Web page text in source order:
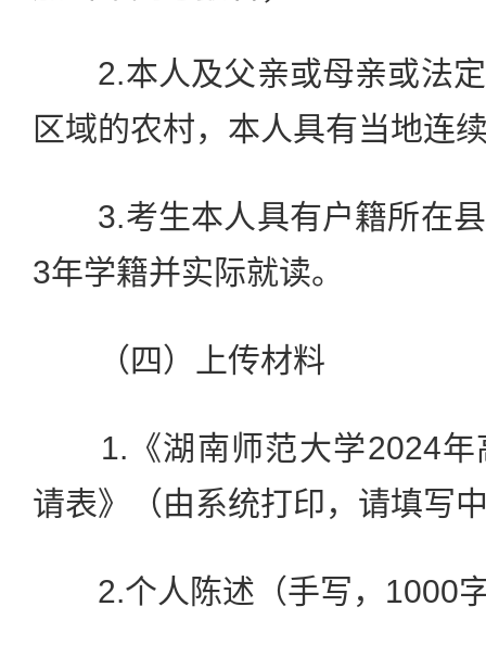
2.本人及父亲或母亲或法定
区域的农村，本人具有当地连
3.考生本人具有户籍所在县
3年学籍并实际就读。
（四）上传材料
1.《湖南师范大学2024年
请表》（由系统打印，请填写
2.个人陈述（手写，1000